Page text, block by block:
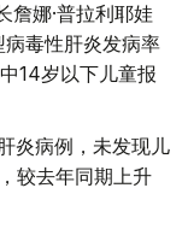
詹娜·普拉利耶娃
毒性肝炎发病率
14岁以下儿童报
炎病例，未发现儿
较去年同期上升